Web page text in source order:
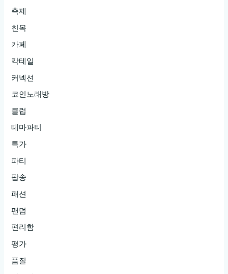
축제
친목
카페
칵테일
커넥션
코인노래방
클럽
테마파티
특가
파티
팝송
패션
팬덤
편리함
평가
품질